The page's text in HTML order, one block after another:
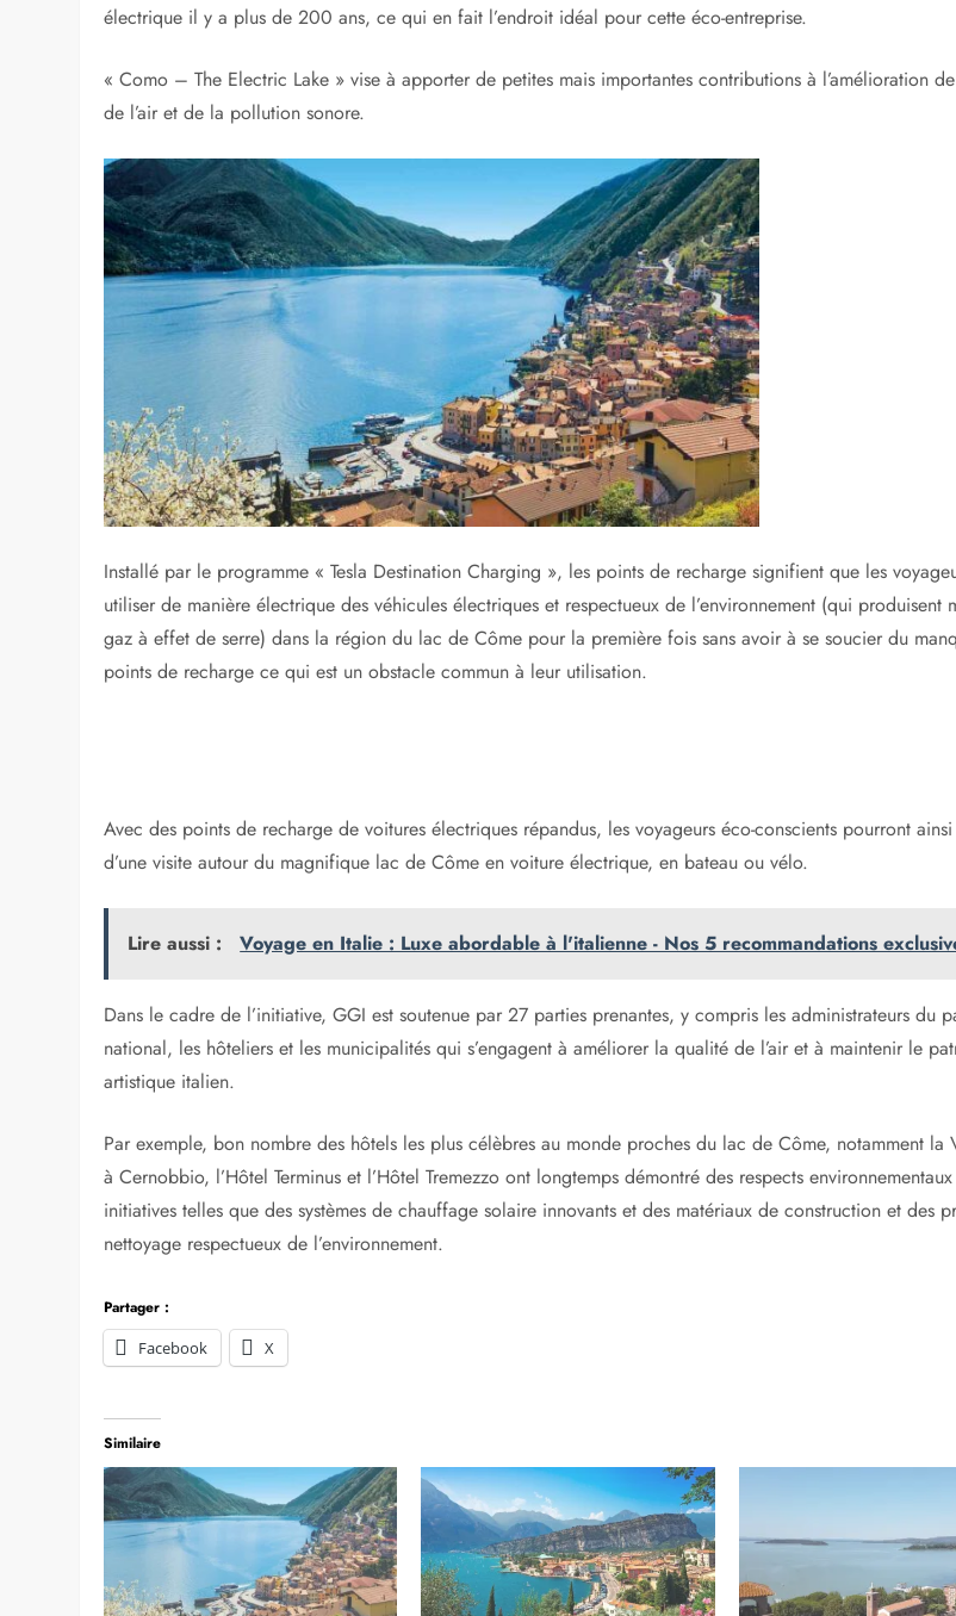
électrique il y a plus de 200 ans, ce qui en fait l’endroit idéal pour cette éco-entreprise.
« Como – The Electric Lake » vise à apporter de petites mais importantes contributions à l’amélioration
de l’air et de la pollution sonore.
Installé par le programme « Tesla Destination Charging », les points de recharge signifient que les
utiliser de manière électrique des véhicules électriques et respectueux de l’environnement (qui produisent
gaz à effet de serre) dans la région du lac de Côme pour la première fois sans avoir à se soucier du
points de recharge ce qui est un obstacle commun à leur utilisation.
Avec des points de recharge de voitures électriques répandus, les voyageurs éco-conscients pourront
d’une visite autour du magnifique lac de Côme en voiture électrique, en bateau ou vélo.
Lire aussi : Voyage en Italie : Luxe abordable à l'italienne - Nos 5 recommandations
Dans le cadre de l’initiative, GGI est soutenue par 27 parties prenantes, y compris les administrateurs du
national, les hôteliers et les municipalités qui s’engagent à améliorer la qualité de l’air et à maintenir le
artistique italien.
Par exemple, bon nombre des hôtels les plus célèbres au monde proches du lac de Côme, notamment la
à Cernobbio, l’Hôtel Terminus et l’Hôtel Tremezzo ont longtemps démontré des respects
initiatives telles que des systèmes de chauffage solaire innovants et des matériaux de construction et des
nettoyage respectueux de l’environnement.
Partager :
Facebook
X
Similaire